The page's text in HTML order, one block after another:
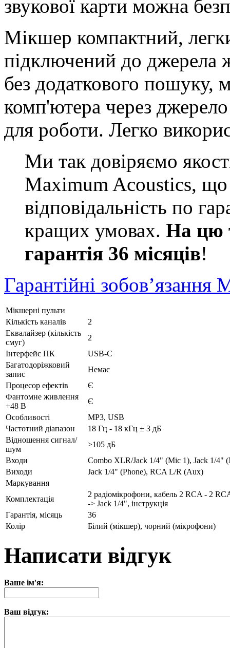
звукової карти можна
Мікшер компактний,
підключений до джерела
без додаткового пошуку,
комп'ютера через
для роботи. Легко
Ми так довіряємо
Maximum Acoustics, що
відповідальність по
кращих умовах. На цю
гарантія 36 місяців!
Гарантійні
Мікшерні пульти
Кількість каналів
2
Еквалайзер (кількість
смуг)
2
Інтерфейс ПК
USB-C
Багатодоріжковий
запис
Немає
Процесор ефектів
Є
Фантомне живлення
+48 В
Є
Особливості
MP3, USB
Частотний діапазон
18 Гц - 18 кГц ± 3 дБ
Відношення сигнал/
шум
>105 дБ
Входи
Combo XLR/Jack 1/4" (Mic 1), Jack 1/4"
Виходи
Jack 1/4" (Phone), RCA L/R (Aux)
Маркування
Комплектація
2 радіомікрофони, кабель 2 RCA - 2
-> Jack 1/4", інструкція
Гарантія, місяць
36
Колір
Білий (мікшер), чорний (мікрофони)
Написати відгук
Ваше ім'я:
Ваш відгук: